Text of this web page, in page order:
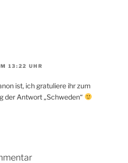
13:22 UHR
ist, ich gratuliere ihr zum
der Antwort „Schweden“